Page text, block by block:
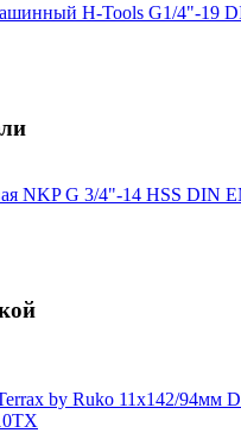
H-Tools G1/4"-19
NKP G 3/4"-14 HSS DIN
by Ruko 11x142/94мм